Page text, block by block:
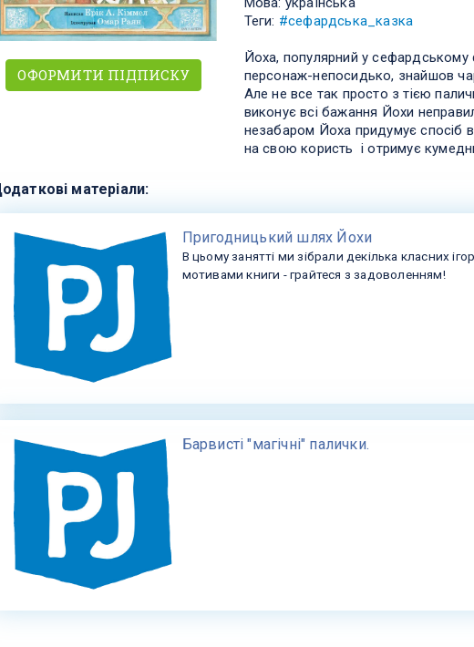
ОФОРМИТИ ПІДПИСКУ
Теги: #сефардська_казка
Йоха, популярний у сефардському
персонаж-непосидько, знайшов
Але не все так просто з тією
виконує всі бажання Йохи
незабаром Йоха придумує спосіб
на свою користь і отримує
матеріали:
Пригодницький шлях Йохи
В цьому занятті ми зібрали декілька класних
мотивами книги - грайтеся з задоволенням!
Барвисті "магічні" палички.